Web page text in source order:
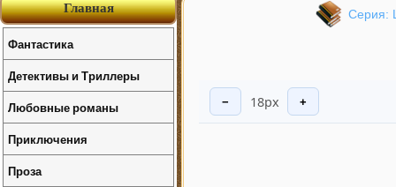
Серия:
− 18px +
Главная
Фантастика
Детективы и Триллеры
Любовные романы
Приключения
Проза